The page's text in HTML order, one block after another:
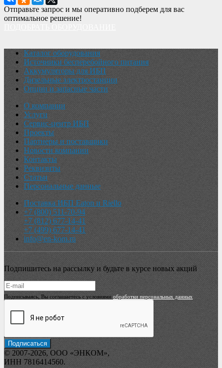
Отправьте запрос и мы оперативно подберем для вас
оптимальное решение!
Каталог оборудования
Источники бесперебойного питания
Аккумуляторы для ИБП
Дизельные электростанции
Опции и запасные части
О компании
Услуги
Сервис-центр ИБП
Проекты
Партнеры и поставщики
Новости компании
Контакты
Реквизиты
Статьи
Персональные данные
Поставка ИБП Eaton и Riello
+7 (800) 511-70-94
+7 (812) 677-14-41
+7 (499) 677-14-41
info@en-kom.ru
Подпишитесь на рассылку и будьте в курсе новых акций
Подписываясь, Вы соглашаетесь с условиями обработки персональных данных
© 2007-2026, ООО «ЭНКОМ»,
ИНН 7816414560.